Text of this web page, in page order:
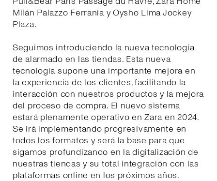
Milán Palazzo Ferrania y Oysho Lima Jockey
Plaza.
Seguimos introduciendo la nueva tecnología
de alarmado en las tiendas. Esta nueva
tecnología supone una importante mejora en
la experiencia de los clientes, facilitando la
interacción con nuestros productos y la mejora
del proceso de compra. El nuevo sistema
estará plenamente operativo en Zara en 2024.
Se irá implementando progresivamente en
todos los formatos y será la base para que
sigamos profundizando en la digitalización de
nuestras tiendas y su total integración con las
plataformas online en los próximos años.